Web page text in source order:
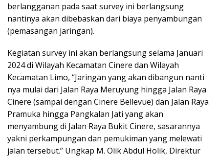
berlangganan pada saat survey ini berlangsung
nantinya akan dibebaskan dari biaya penyambungan
(pemasangan jaringan).
Kegiatan survey ini akan berlangsung selama Januari
2024 di Wilayah Kecamatan Cinere dan Wilayah
Kecamatan Limo, “Jaringan yang akan dibangun nanti
nya mulai dari Jalan Raya Meruyung hingga Jalan Raya
Cinere (sampai dengan Cinere Bellevue) dan Jalan Raya
Pramuka hingga Pangkalan Jati yang akan
menyambung di Jalan Raya Bukit Cinere, sasarannya
yakni perkampungan dan pemukiman yang melewati
jalan tersebut.” Ungkap M. Olik Abdul Holik, Direktur